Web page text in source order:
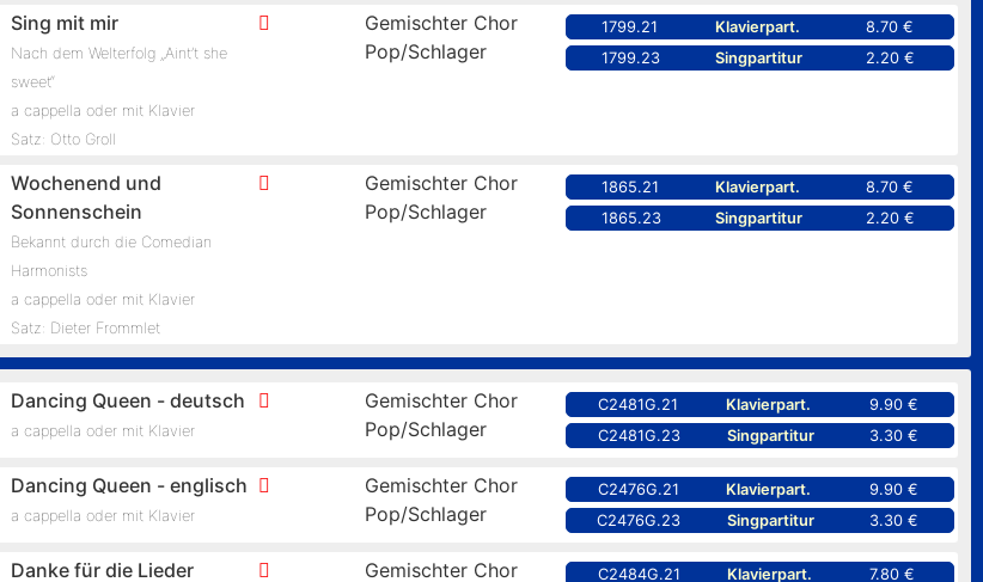
Sing mit mir
Nach dem Welterfolg „Aint’t she
sweet“
a cappella oder mit Klavier
Satz: Otto Groll
Gemischter Chor
Pop/Schlager
1799.21 Klavierpart.
8.70 €
1799.23
Singpartitur 2.20 €
Wochenend und
Sonnenschein
Bekannt durch die Comedian
Harmonists
a cappella oder mit Klavier
Satz: Dieter Frommlet
Gemischter Chor
Pop/Schlager
1865.21 Klavierpart.
8.70 €
1865.23
Singpartitur 2.20 €
Dancing Queen - deutsch
a cappella oder mit Klavier
Gemischter Chor
Pop/Schlager
C2481G.21 Klavierpart.
9.90 €
C2481G.23
Singpartitur 3.30 €
Dancing Queen - englisch
a cappella oder mit Klavier
Gemischter Chor
Pop/Schlager
C2476G.21 Klavierpart.
9.90 €
C2476G.23
Singpartitur 3.30 €
Danke für die Lieder
Gemischter Chor
C2484G.21 Klavierpart.
7.80 €